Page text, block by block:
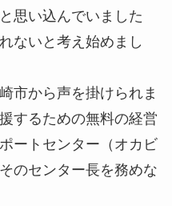
思い込んでいました
ないと考え始めまし
市から声を掛けられま
するための無料の経営
ートセンター（オカビ
のセンター長を務めな